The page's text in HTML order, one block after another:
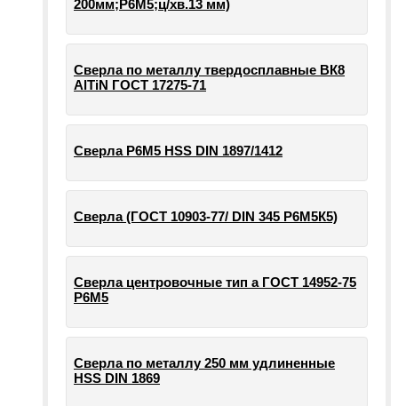
200мм;Р6М5;ц/хв.13 мм)
Сверла по металлу твердосплавные ВК8
AlTiN ГОСТ 17275-71
Сверла Р6М5 HSS DIN 1897/1412
Сверла (ГОСТ 10903-77/ DIN 345 Р6М5К5)
Сверла центровочные тип а ГОСТ 14952-75
Р6М5
Сверла по металлу 250 мм удлиненные
HSS DIN 1869